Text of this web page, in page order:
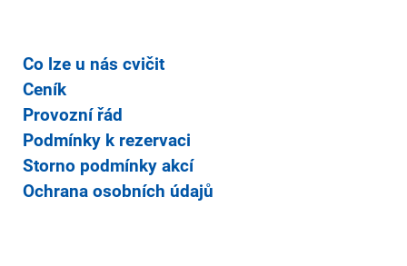
Co lze u nás cvičit
Ceník
Provozní řád
Podmínky k rezervaci
Storno podmínky akcí
Ochrana osobních údajů